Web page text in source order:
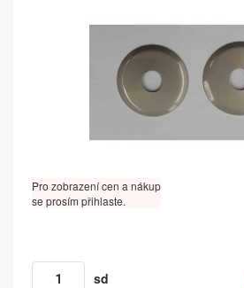
Pro zobrazení cen a nákup
se prosím přihlaste.
sd